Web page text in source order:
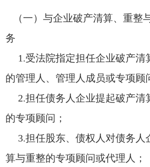
（一）与企业破产清算、重整
务
1.受法院指定担任企业破产清
的管理人、管理人成员或专项顾
2.担任债务人企业提起破产清
的专项顾问；
3.担任股东、债权人对债务人
算与重整的专项顾问或代理人；